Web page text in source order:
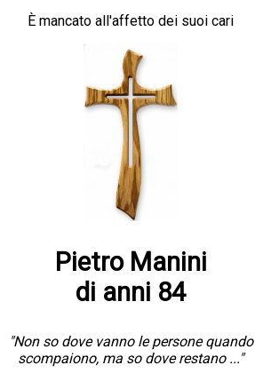
È mancato all'affetto dei suoi cari
Pietro Manini
di anni 84
"Non so dove vanno le persone quando
scompaiono, ma so dove restano ..."